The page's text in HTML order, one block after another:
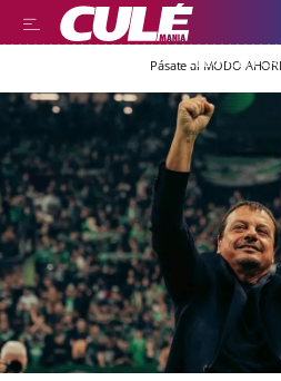
LLEGIR EN
Pásate al MODO